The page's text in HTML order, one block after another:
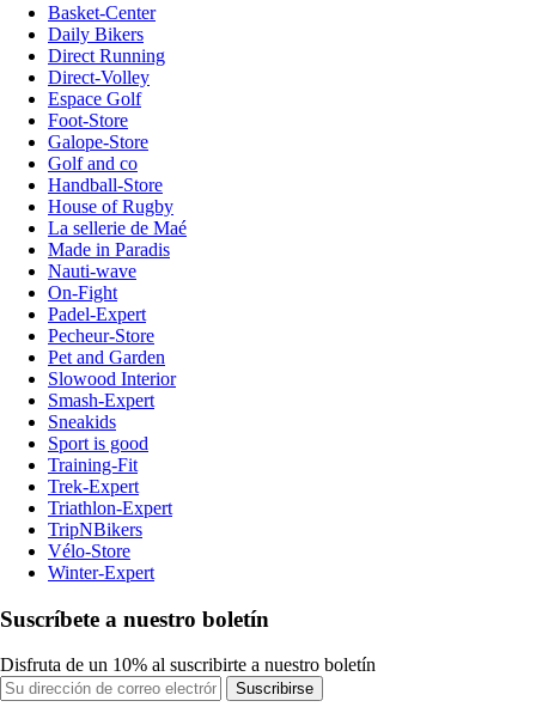
Basket-Center
Daily Bikers
Direct Running
Direct-Volley
Espace Golf
Foot-Store
Galope-Store
Golf and co
Handball-Store
House of Rugby
La sellerie de Maé
Made in Paradis
Nauti-wave
On-Fight
Padel-Expert
Pecheur-Store
Pet and Garden
Slowood Interior
Smash-Expert
Sneakids
Sport is good
Training-Fit
Trek-Expert
Triathlon-Expert
TripNBikers
Vélo-Store
Winter-Expert
Suscríbete a nuestro boletín
Disfruta de un 10% al suscribirte a nuestro boletín
Suscribirse